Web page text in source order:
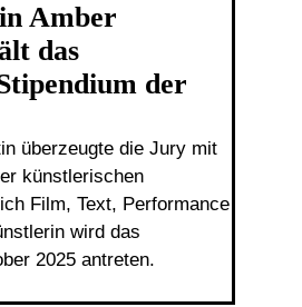
Amber
das
der
überzeugte die Jury mit
künstlerischen
Film, Text, Performance
wird das
2025 antreten.